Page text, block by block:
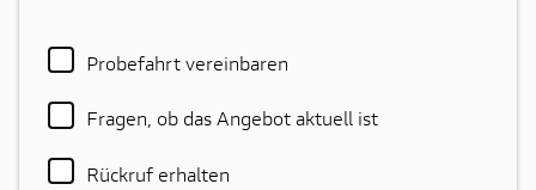
Probefahrt vereinbaren
Fragen, ob das Angebot aktuell ist
Rückruf erhalten